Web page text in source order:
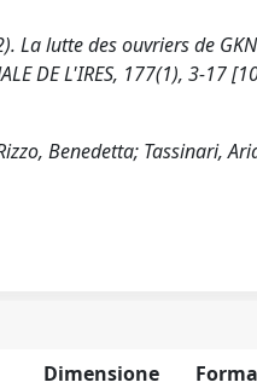
La lutte des ouvriers de
DE L'IRES, 177(1), 3-17
Benedetta; Tassinari,
Dimensione